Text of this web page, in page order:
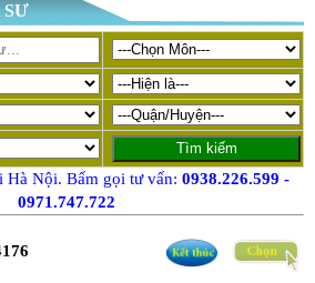
SƯ
Hà Nội. Bấm gọi tư vấn: 0938.226.599 -
0971.747.722